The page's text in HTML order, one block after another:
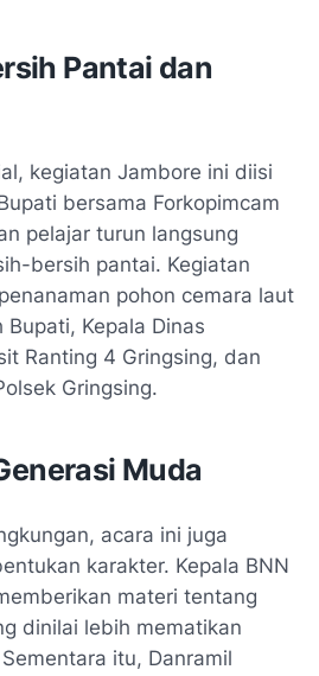
Pantai dan
kegiatan Jambore ini diisi
bersama Forkopimcam
pelajar turun langsung
bersih pantai. Kegiatan
pohon cemara laut
Kepala Dinas
Ranting 4 Gringsing, dan
Gringsing.
Muda
acara ini juga
karakter. Kepala BNN
materi tentang
dinilai lebih mematikan
itu, Danramil